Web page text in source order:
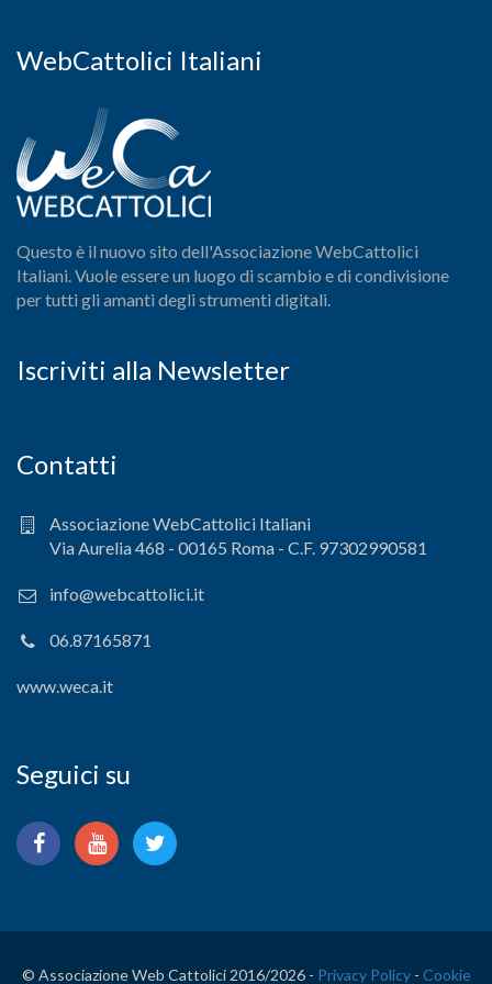
WebCattolici Italiani
Questo è il nuovo sito dell'Associazione WebCattolici
Italiani. Vuole essere un luogo di scambio e di condivisione
per tutti gli amanti degli strumenti digitali.
Iscriviti alla Newsletter
Contatti
Associazione WebCattolici Italiani
Via Aurelia 468 - 00165 Roma - C.F. 97302990581
info@webcattolici.it
06.87165871
www.weca.it
Seguici su
© Associazione Web Cattolici 2016/2026 - Privacy Policy- Cookie